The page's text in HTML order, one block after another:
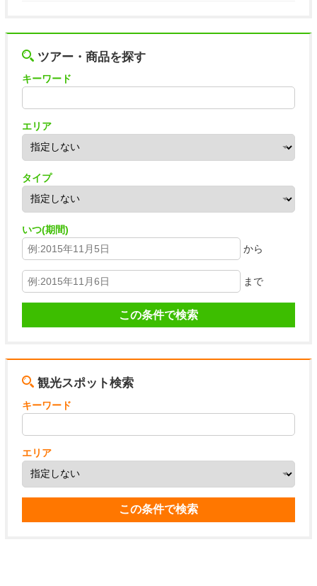
ツアー・商品を探す
キーワード
エリア
タイプ
いつ(期間)
から
まで
観光スポット検索
キーワード
エリア